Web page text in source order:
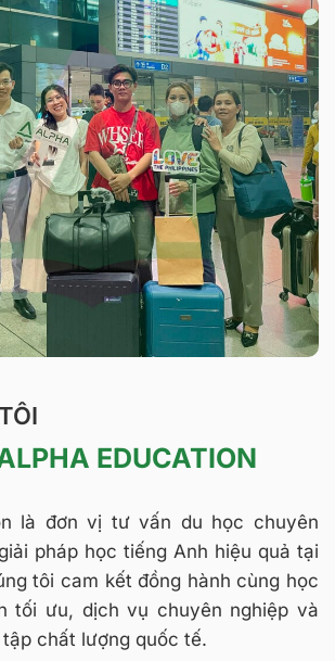
EDUCATION
là đơn vị tư vấn du học chuyên
pháp học tiếng Anh hiệu quả tại
tôi cam kết đồng hành cùng học
tối ưu, dịch vụ chuyên nghiệp và
chất lượng quốc tế.